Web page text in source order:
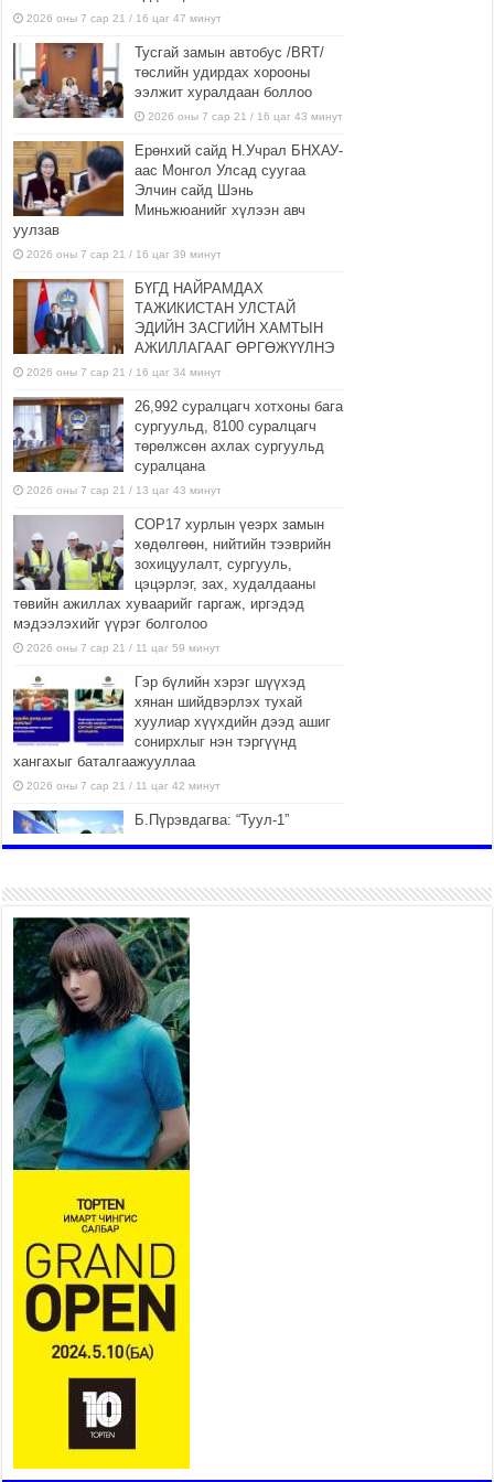
2026 оны 7 сар 21 / 16 цаг 47 минут
Тусгай замын автобус /BRT/
төслийн удирдах хорооны
ээлжит хуралдаан боллоо
2026 оны 7 сар 21 / 16 цаг 43 минут
Ерөнхий сайд Н.Учрал БНХАУ-
аас Монгол Улсад суугаа
Элчин сайд Шэнь
Миньжюанийг хүлээн авч
уулзав
2026 оны 7 сар 21 / 16 цаг 39 минут
БҮГД НАЙРАМДАХ
ТАЖИКИСТАН УЛСТАЙ
ЭДИЙН ЗАСГИЙН ХАМТЫН
АЖИЛЛАГААГ ӨРГӨЖҮҮЛНЭ
2026 оны 7 сар 21 / 16 цаг 34 минут
26,992 суралцагч хотхоны бага
сургуульд, 8100 суралцагч
төрөлжсөн ахлах сургуульд
суралцана
2026 оны 7 сар 21 / 13 цаг 43 минут
COP17 хурлын үеэрх замын
хөдөлгөөн, нийтийн тээврийн
зохицуулалт, сургууль,
цэцэрлэг, зах, худалдааны
төвийн ажиллах хуваарийг гаргаж, иргэдэд
мэдээлэхийг үүрэг болголоо
2026 оны 7 сар 21 / 11 цаг 59 минут
Гэр бүлийн хэрэг шүүхэд
хянан шийдвэрлэх тухай
хуулиар хүүхдийн дээд ашиг
сонирхлыг нэн тэргүүнд
хангахыг баталгаажууллаа
2026 оны 7 сар 21 / 11 цаг 42 минут
Б.Пүрэвдагва: “Туул-1”
2026 оны 7 сар 21 / 10 цаг 15 минут
НИЙСЛЭЛ, АЙМГИЙН
УДИРДЛАГУУДЫН АЖЛЫГ
ХҮНД СУРТЛЫГ БУУРУУЛЖ,
ИРГЭД, АЖ АХУЙН НЭГЖИЙН
АЧААГ ХЭРХЭН ХӨНГӨЛСНӨӨР ДҮГНЭНЭ
2026 оны 7 сар 21 / 10 цаг 09 минут
Байнгын хорооны дарга
М.Мандхай Цөлжилттэй
тэмцэх тухай НҮБ-ын
конвенцын талуудын 17 дугаар
бага хурал (СОР17)-ын бэлтгэл ажлын явцтай
танилцлаа
2026 оны 7 сар 21 / 10 цаг 03 минут
Б.Пүрэвдагва: Бүтээн байгуулалтын аливаа
ажил инженерийн хангамжийн байгууллагуудын
уялдаа холбоогүйгээс саатах ёсгүй
2026 оны 7 сар 20 / 17 цаг 21 минут
“Сэлбэ 20 минутын хот” төслийн анхны 12
давхар барилгын үндсэн карказ, цутгалтын ажил
2026 оны 7 сар 20 / 17 цаг 17 минут
Мопед, скүүтер, тэдгээртэй адилтгах үзүүлэлт
бүхий тээврийн хэрэгсэлтэй холбоотой
нийслэлийн засаг дарга захирамж гаргалаа